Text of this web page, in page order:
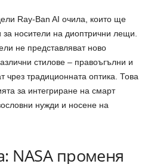
Ray-Ban AI очила, които ще
носители на диоптрични лещи.
не представляват ново
стилове – правоъгълни и
чрез традиционната оптика. Това
за интегриране на смарт
нужди и носене на
NASA променя